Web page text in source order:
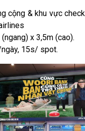
cộng & khu vực
x 3,5m (cao).
15s/ spot.